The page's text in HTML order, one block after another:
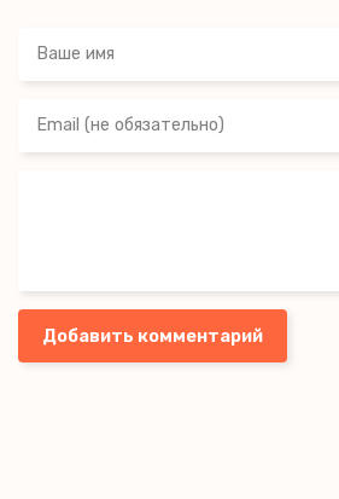
Добавить комментарий